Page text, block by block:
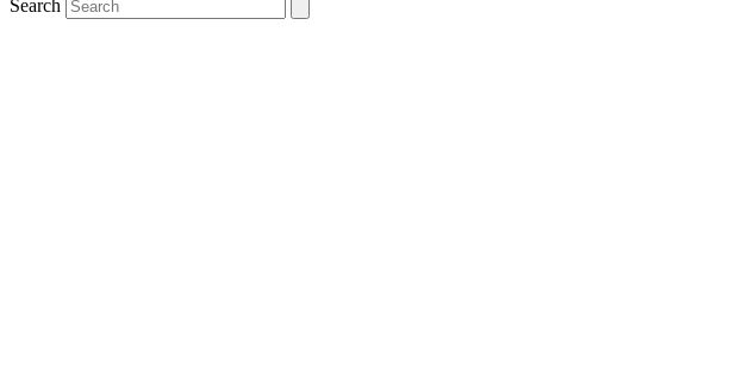
Search